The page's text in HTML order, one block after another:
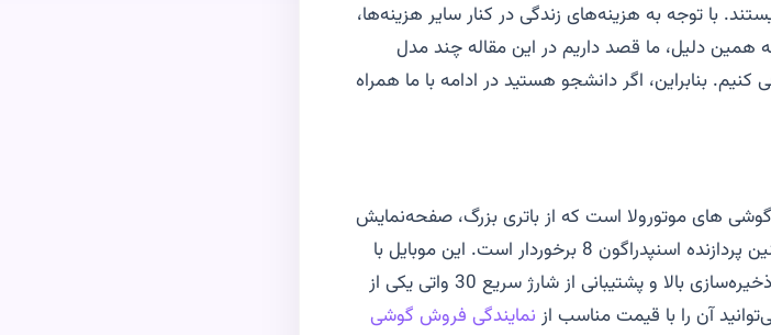
با توجه به هزینه‌های زندگی در کنار سایر هزینه‌ها،
همین دلیل، ما قصد داریم در این مقاله چند مدل
بنابراین، اگر دانشجو هستید در ادامه با ما همراه
های موتورولا است که از باتری بزرگ، صفحه‌نمایش
با نرخ تازه‌سازی بالا، دوربین‌های چندگانه و همچنین پردازنده اسنپدراگون 8 برخوردار است. این موبایل با
، ظرفیت ذخیره‌سازی بالا و پشتیبانی از شارژ سریع 30 واتی یکی از
آن را با قیمت مناسب از نمایندگی فروش گوشی